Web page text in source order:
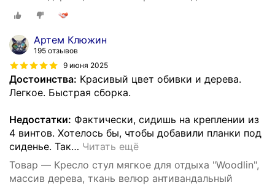
Артем Клюжин
195 отзывов
9 июня 2025
Достоинства: Красивый цвет обивки и дерева.
Легкое. Быстрая сборка.
Недостатки: Фактически, сидишь на креплении из
4 винтов. Хотелось бы, чтобы добавили планки под
сиденье. Так… Читать ещё
Товар — Кресло стул мягкое для отдыха "Woodlin",
массив дерева, ткань велюр антивандальный